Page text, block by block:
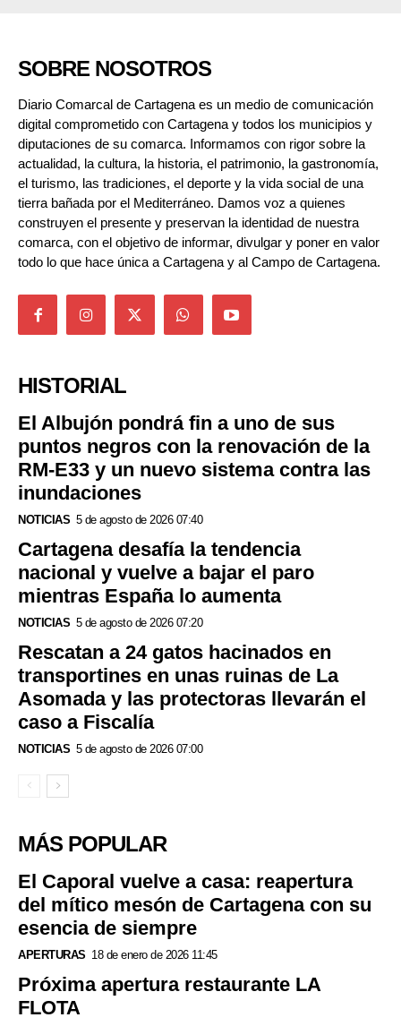
SOBRE NOSOTROS
Diario Comarcal de Cartagena es un medio de comunicación
digital comprometido con Cartagena y todos los municipios y
diputaciones de su comarca. Informamos con rigor sobre la
actualidad, la cultura, la historia, el patrimonio, la gastronomía,
el turismo, las tradiciones, el deporte y la vida social de una
tierra bañada por el Mediterráneo. Damos voz a quienes
construyen el presente y preservan la identidad de nuestra
comarca, con el objetivo de informar, divulgar y poner en valor
todo lo que hace única a Cartagena y al Campo de Cartagena.
HISTORIAL
El Albujón pondrá fin a uno de sus
puntos negros con la renovación de la
RM-E33 y un nuevo sistema contra las
inundaciones
NOTICIAS 5 de agosto de 2026 07:40
Cartagena desafía la tendencia
nacional y vuelve a bajar el paro
mientras España lo aumenta
NOTICIAS 5 de agosto de 2026 07:20
Rescatan a 24 gatos hacinados en
transportines en unas ruinas de La
Asomada y las protectoras llevarán el
caso a Fiscalía
NOTICIAS 5 de agosto de 2026 07:00
MÁS POPULAR
El Caporal vuelve a casa: reapertura
del mítico mesón de Cartagena con su
esencia de siempre
APERTURAS 18 de enero de 2026 11:45
Próxima apertura restaurante LA
FLOTA